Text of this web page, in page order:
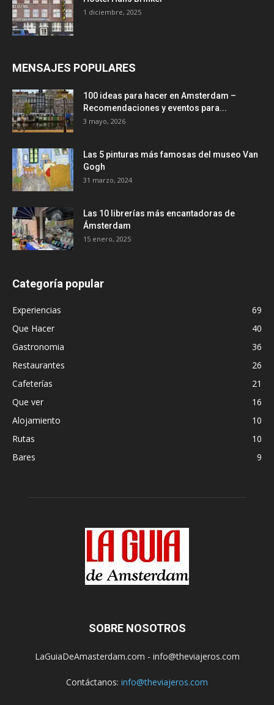
1 diciembre, 2025
MENSAJES POPULARES
100 ideas para hacer en Amsterdam –
Recomendaciones y eventos para...
3 mayo, 2026
Las 5 pinturas más famosas del museo Van
Gogh
31 marzo, 2024
Las 10 librerías más encantadoras de
Ámsterdam
15 enero, 2025
Categoría popular
Experiencias
69
Que Hacer
40
Gastronomia
36
Restaurantes
26
Cafeterías
21
Que ver
16
Alojamiento
10
Rutas
10
Bares
9
SOBRE NOSOTROS
LaGuiaDeAmasterdam.com - info@theviajeros.com
Contáctanos: info@theviajeros.com